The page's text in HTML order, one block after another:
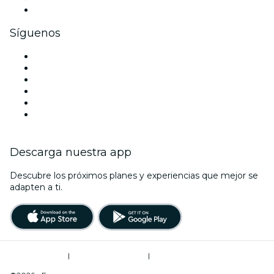
Síguenos
Descarga nuestra app
Descubre los próximos planes y experiencias que mejor se
adapten a ti.
|
|